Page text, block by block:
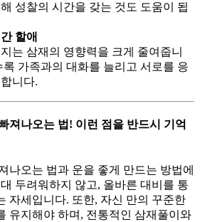
성찰의 시간을 갖는 것도 도움이 됩
할애
는 삼재의 영향력을 크게 줄여줍니
록 가족과의 대화를 늘리고 서로를 응
니다.
져나오는 법! 이런 점을 반드시 기억
나오는 법과 운을 좋게 만드는 방법에
두려워하지 않고, 올바른 대비를 통
자세입니다. 또한, 자신 만의 꾸준한
유지해야 하며, 전통적인 삼재풀이와